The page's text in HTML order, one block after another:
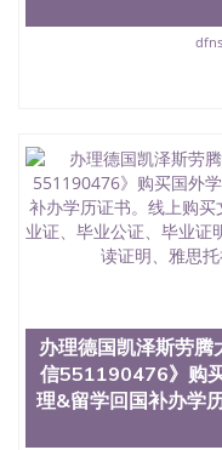
dfns
办理德国凯泽斯劳
信551190476》购
理&留学回国补办学